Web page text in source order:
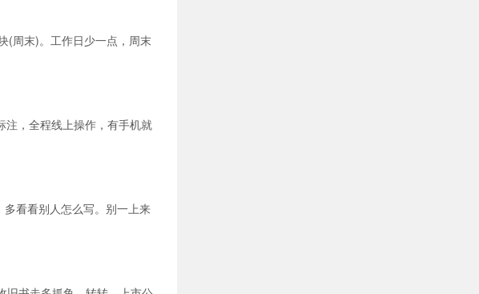
周末)。工作日少一点，周末
，全程线上操作，有手机就
看看别人怎么写。别一上来